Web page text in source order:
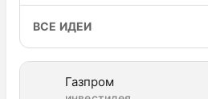
ВСЕ ИДЕИ
Газпром